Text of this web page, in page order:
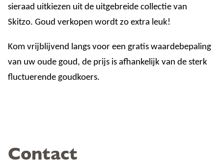
sieraad uitkiezen uit de uitgebreide collectie van
Skitzo. Goud verkopen wordt zo extra leuk!
Kom vrijblijvend langs voor een gratis waardebepaling
van uw oude goud, de prijs is afhankelijk van de sterk
fluctuerende goudkoers.
Contact